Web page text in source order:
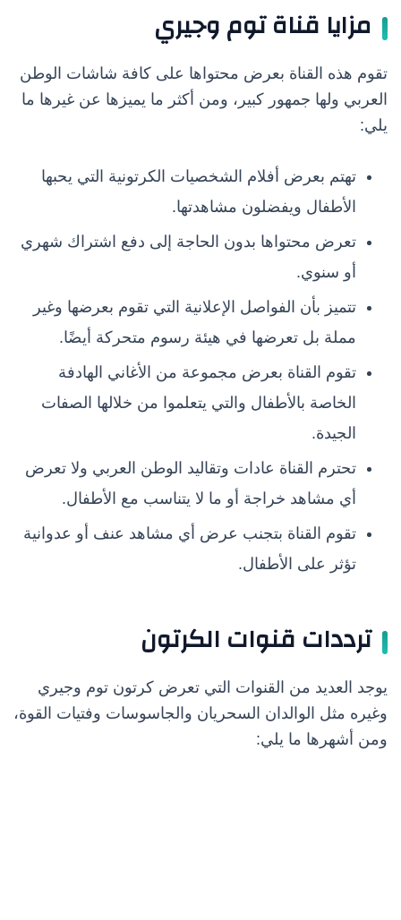
مزايا قناة توم وجيري
تقوم هذه القناة بعرض محتواها على كافة شاشات الوطن
العربي ولها جمهور كبير، ومن أكثر ما يميزها عن غيرها ما
يلي:
تهتم بعرض أفلام الشخصيات الكرتونية التي يحبها
الأطفال ويفضلون مشاهدتها.
تعرض محتواها بدون الحاجة إلى دفع اشتراك شهري
أو سنوي.
تتميز بأن الفواصل الإعلانية التي تقوم بعرضها وغير
مملة بل تعرضها في هيئة رسوم متحركة أيضًا.
تقوم القناة بعرض مجموعة من الأغاني الهادفة
الخاصة بالأطفال والتي يتعلموا من خلالها الصفات
الجيدة.
تحترم القناة عادات وتقاليد الوطن العربي ولا تعرض
أي مشاهد خراجة أو ما لا يتناسب مع الأطفال.
تقوم القناة بتجنب عرض أي مشاهد عنف أو عدوانية
تؤثر على الأطفال.
ترددات قنوات الكرتون
يوجد العديد من القنوات التي تعرض كرتون توم وجيري
وغيره مثل الوالدان السحريان والجاسوسات وفتيات القوة،
ومن أشهرها ما يلي: